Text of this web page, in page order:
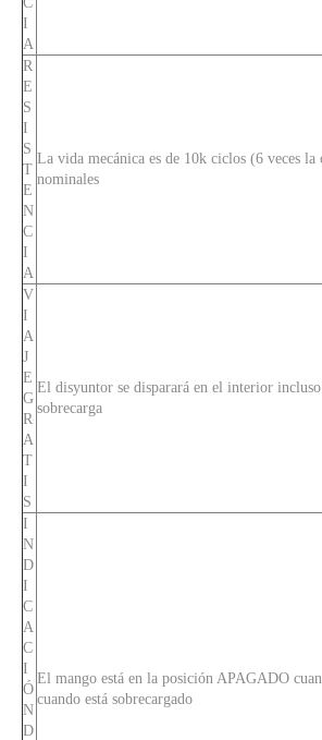
I
A
R
E
S
I
S
T
E
N
C
I
A
La vida mecánica es de 10k ciclos (6 veces
nominales
V
I
A
J
E
G
R
A
T
I
S
El disyuntor se disparará en el interior
sobrecarga
I
N
D
I
C
A
C
I
Ó
N
D
El mango está en la posición APAGADO
cuando está sobrecargado